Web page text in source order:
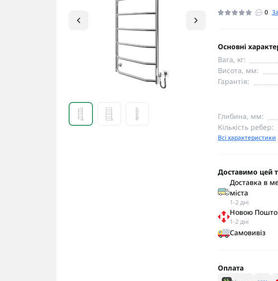
0
Основні
Вага, кг:
Висота, мм:
Гарантія:
Глибина, мм:
Кількість ребер:
Всі характеристики
Доставимо цей
Доставка в
міста
1-2 дні
Новою
1-2 дні
Самовивіз
Оплата